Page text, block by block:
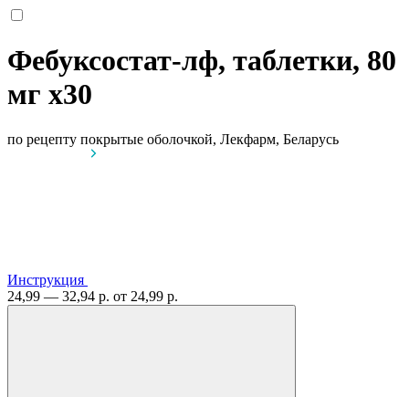
Фебуксостат-лф, таблетки, 80
мг x30
по рецепту покрытые оболочкой, Лекфарм, Беларусь
Инструкция
24,99 — 32,94 р. от 24,99 р.